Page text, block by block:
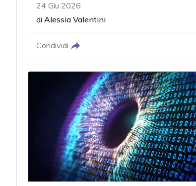
24 Giu 2026
di Alessia Valentini
Condividi